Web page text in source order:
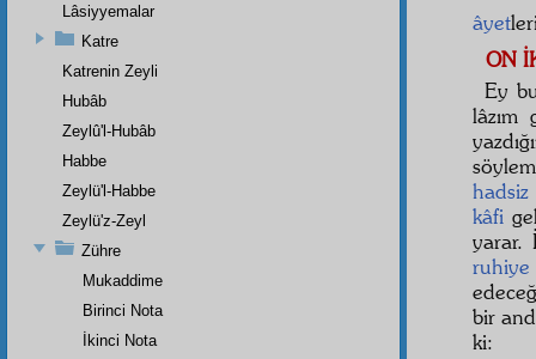
âyet
ON
Ey
lâzım
hadsiz
kâfi
ruhiye
bir
ki:
Lâsiyyemalar
Katre
Katrenin Zeyli
Hubâb
Zeylû'l-Hubâb
Habbe
Zeylü'l-Habbe
Zeylü'z-Zeyl
Zühre
Mukaddime
Birinci Nota
İkinci Nota